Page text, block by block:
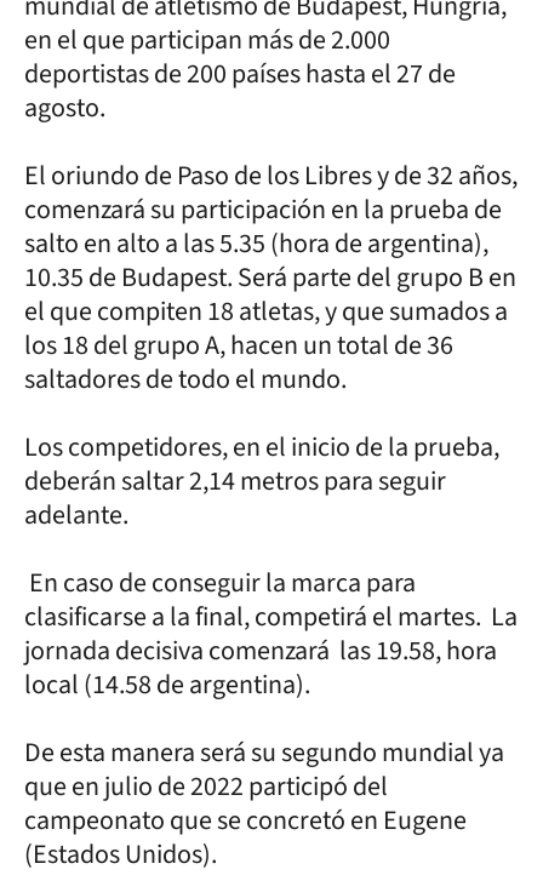
en el que participan más de 2.000
deportistas de 200 países hasta el 27 de
agosto.
El oriundo de Paso de los Libres y de 32 años,
comenzará su participación en la prueba de
salto en alto a las 5.35 (hora de argentina),
10.35 de Budapest. Será parte del grupo B en
el que compiten 18 atletas, y que sumados a
los 18 del grupo A, hacen un total de 36
saltadores de todo el mundo.
Los competidores, en el inicio de la prueba,
deberán saltar 2,14 metros para seguir
adelante.
En caso de conseguir la marca para
clasificarse a la final, competirá el martes. La
jornada decisiva comenzará las 19.58, hora
local (14.58 de argentina).
De esta manera será su segundo mundial ya
que en julio de 2022 participó del
campeonato que se concretó en Eugene
(Estados Unidos).